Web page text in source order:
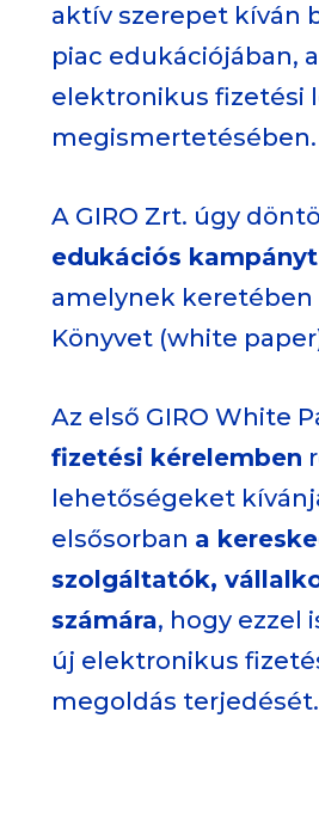
aktív szerepet kíván
piac edukációjában,
elektronikus fizetési
megismertetésében.
A GIRO Zrt. úgy
edukációs
amelynek keretében
Könyvet (white
Az első GIRO White
fizetési kérelemben
lehetőségeket
elsősorban a
szolgáltatók,
számára, hogy ezzel
új elektronikus
megoldás terjedését.